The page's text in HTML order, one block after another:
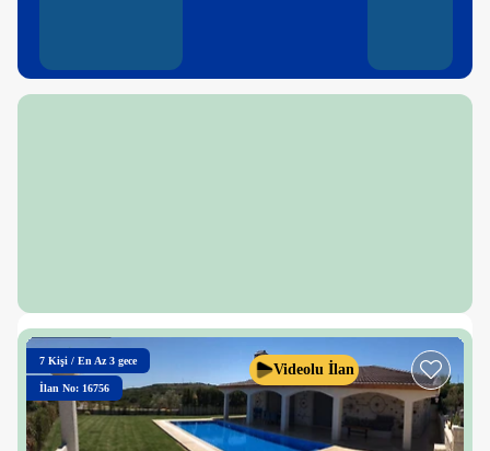
7 Kişi / En Az 3 gece
İlan No: 16756
Videolu İlan